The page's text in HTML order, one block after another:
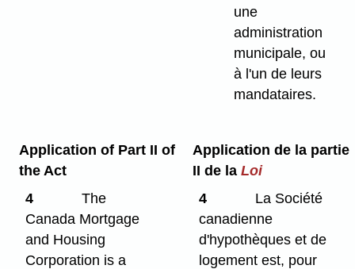
une
administration
municipale, ou
à l'un de leurs
mandataires.
Application of Part II of
the Act
4
The
Canada Mortgage
and Housing
Corporation is a
Application de la partie
II de la Loi
4
La Société
canadienne
d'hypothèques et de
logement est, pour